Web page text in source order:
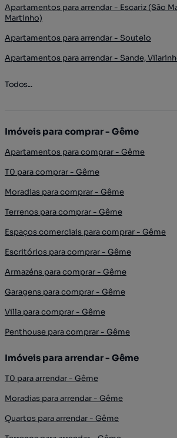
Apartamentos para arrendar - Escariz (São
Martinho)
Apartamentos para arrendar - Soutelo
Apartamentos para arrendar - Sande,
Todos...
Imóveis para comprar - Gême
Apartamentos para comprar - Gême
T0 para comprar - Gême
Moradias para comprar - Gême
Terrenos para comprar - Gême
Espaços comerciais para comprar - Gême
Escritórios para comprar - Gême
Armazéns para comprar - Gême
Garagens para comprar - Gême
Villa para comprar - Gême
Penthouse para comprar - Gême
Imóveis para arrendar - Gême
T0 para arrendar - Gême
Moradias para arrendar - Gême
Quartos para arrendar - Gême